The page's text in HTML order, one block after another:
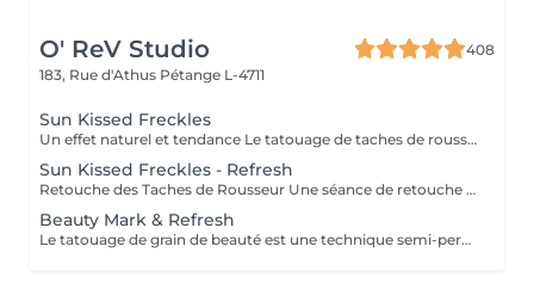
O' ReV Studio
408
183, Rue d'Athus Pétange L-4711
Sun Kissed Freckles
Un effet naturel et tendance Le tatouage de taches de rousseur est une technique qui permet de créer de jolies taches de rousseur semi-permanentes pour un effet naturel et ensoleillé toute l'année. Grâce à un pigment adapté à votre carnation, de fines taches sont dessinées sur la peau à l'aide d'une technique manuelle. Les taches sont d'abord un peu foncées, puis elles s'adoucissent en cicatrisant, donnant un effet ultra-naturel. - Un effet discret et naturel, comme si vous aviez toujours eu ces taches de rousseur. - Une apparence ensoleillée sans maquillage. - Une technique personnalisable : des taches très légères ou plus marquées, selon votre préférence.
Sun Kissed Freckles - Refresh
Retouche des Taches de Rousseur Une séance de retouche est recommandée après la cicatrisation pour perfectionner le résultat. Elle permet de réintensifier certaines taches, d'ajuster la couleur si nécessaire et d'assurer une tenue optimale. Quand faire la retouche ? La retouche est réalisée après 4 à 6 semaines après la première séance, une fois la peau totalement cicatrisée.
Beauty Mark & Refresh
Le tatouage de grain de beauté est une technique semi-permanente qui permet de créer un grain de beauté de façon naturelle et harmonieuse. Que ce soit pour un détail subtil ou une touche glamour, chaque grain de beauté est placé avec précision selon votre préférence. Un pigment adapté à votre carnation est implanté dans la peau pour un rendu réaliste et discret. La couleur s'adoucit après cicatrisation pour un effet naturel. Une retouche est recommandée 4 à 6 semaines après la séance pour fixer la couleur et assurer une belle tenue.